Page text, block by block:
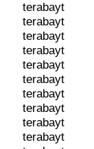
terabayt
terabayt
terabayt
terabayt
terabayt
terabayt
terabayt
terabayt
terabayt
terabayt